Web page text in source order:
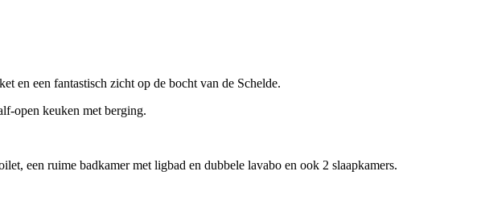
en een fantastisch zicht op de bocht van de Schelde.
open keuken met berging.
een ruime badkamer met ligbad en dubbele lavabo en ook 2 slaapkamers.